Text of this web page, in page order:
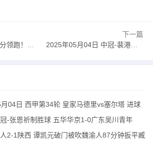
帕多里任意球破门
下一篇
2025年05月04日 中冠-裴港楠补时绝平 南京铁虎河海1-1武汉两江金岸
04日 西甲第34轮 皇家马德里vs塞尔塔 进球
-张恩祈制胜球 五华华京1-0广东吴川青年
2-1陕西 谭凯元破门被吹魏渝人87分钟扳平臧